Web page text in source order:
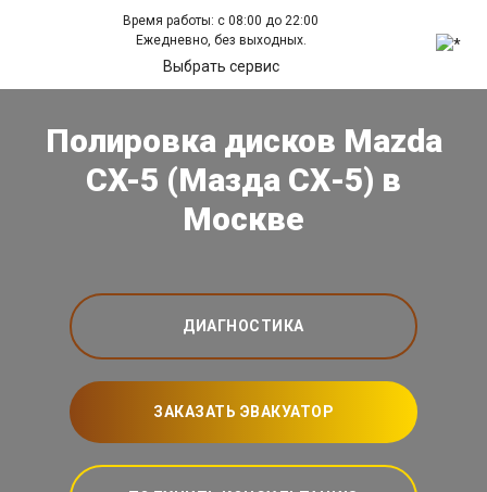
Время работы: с 08:00 до 22:00
Ежедневно, без выходных.
Выбрать сервис
Полировка дисков Mazda
CX-5 (Мазда СХ-5) в
Москве
ДИАГНОСТИКА
ЗАКАЗАТЬ ЭВАКУАТОР